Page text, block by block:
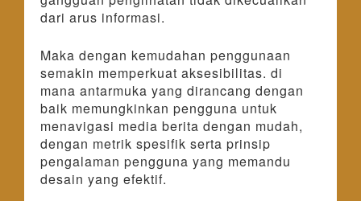
dari arus informasi.
Maka dengan kemudahan penggunaan
semakin memperkuat aksesibilitas. di
mana antarmuka yang dirancang dengan
baik memungkinkan pengguna untuk
menavigasi media berita dengan mudah,
dengan metrik spesifik serta prinsip
pengalaman pengguna yang memandu
desain yang efektif.